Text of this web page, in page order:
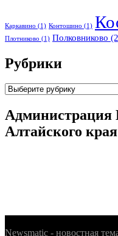
Каркавино (1) Контошино (1)
Плотниково (1) Полковниково
Рубрики
Рубрики
Администрация
Алтайского края
Newsmatic - новостная